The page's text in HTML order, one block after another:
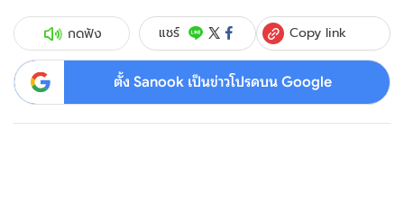
กดฟัง แชร์ Copy link
ตั้ง Sanook เป็นข่าวโปรดบน Google